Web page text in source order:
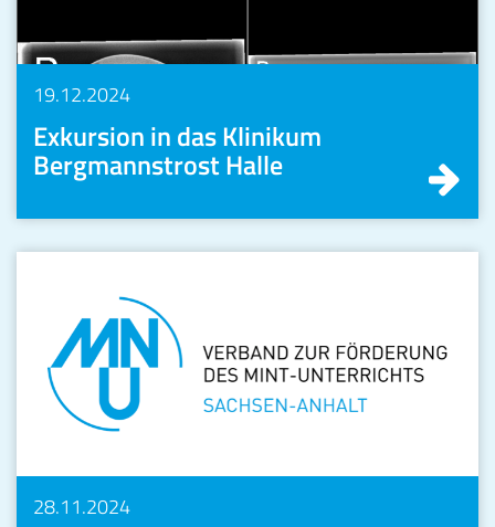
19.12.2024
Exkursion in das Klinikum
Bergmannstrost Halle
28.11.2024